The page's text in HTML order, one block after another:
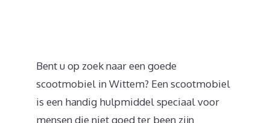
Bent u op zoek naar een goede
scootmobiel in Wittem? Een scootmobiel
is een handig hulpmiddel speciaal voor
mensen die niet goed ter been zijn